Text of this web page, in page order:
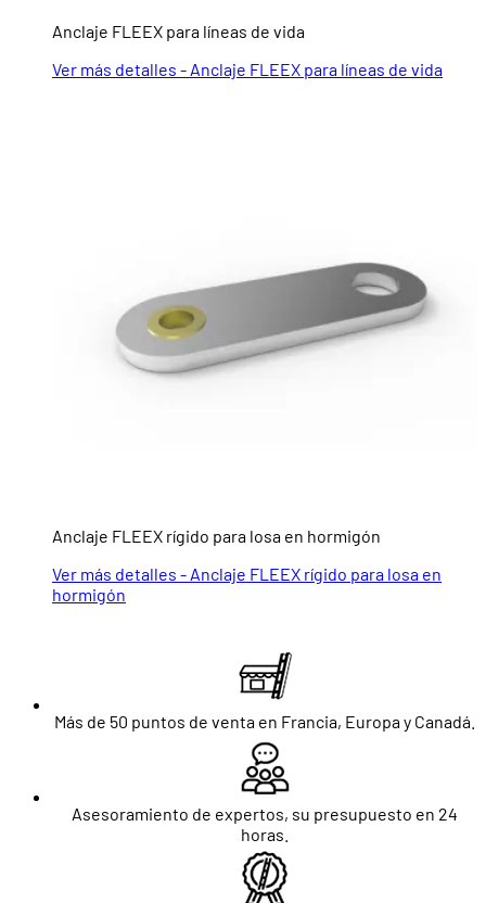
Anclaje FLEEX para líneas de vida
Ver más detalles - Anclaje FLEEX para líneas de vida
Anclaje FLEEX rígido para losa en hormigón
Ver más detalles - Anclaje FLEEX rígido para losa en
hormigón
Más de 50 puntos de venta en Francia, Europa y Canadá.
Asesoramiento de expertos, su presupuesto en 24
horas.